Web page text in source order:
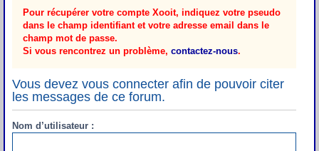
Pour récupérer votre compte Xooit, indiquez votre pseudo
dans le champ identifiant et votre adresse email dans le
champ mot de passe.
Si vous rencontrez un problème, contactez-nous.
Vous devez vous connecter afin de pouvoir citer
les messages de ce forum.
Nom d’utilisateur :